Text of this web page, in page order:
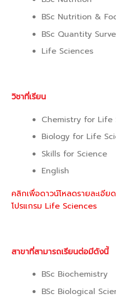
BSc Nutrition &
BSc Quantity
Life Sciences
วิชาที่เรียน
Chemistry for Life
Biology for Life
Skills for Science
English
คลิกเพื่อดาวน์โหลดรายละเอี
โปรแกรม Life Sciences
สาขาที่สามารถเรียนต่อมีดังนี้
BSc Biochemistry
BSc Biological